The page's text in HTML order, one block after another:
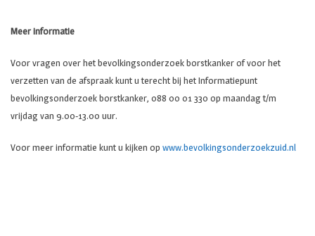
Meer informatie
Voor vragen over het bevolkingsonderzoek borstkanker of voor het
verzetten van de afspraak kunt u terecht bij het Informatiepunt
bevolkingsonderzoek borstkanker, 088 00 01 330 op maandag t/m
vrijdag van 9.00-13.00 uur.
Voor meer informatie kunt u kijken op www.bevolkingsonderzoekzuid.nl